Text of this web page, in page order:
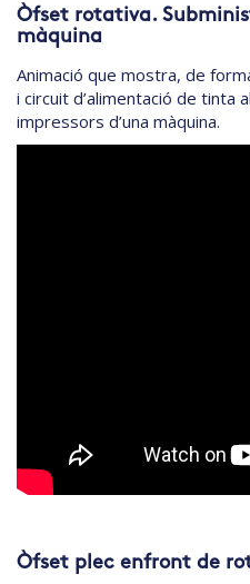
Òfset rotativa.
màquina
Animació que mostra, de
i circuit d’alimentació de tinta
impressors d’una màquina.
Òfset plec enfront de